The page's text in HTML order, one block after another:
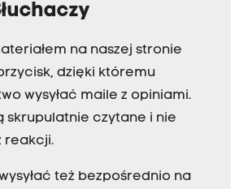
na naszej stronie
dzięki któremu
wysyłać maile z opiniami.
skrupulatnie czytane i nie
reakcji.
też bezpośrednio na